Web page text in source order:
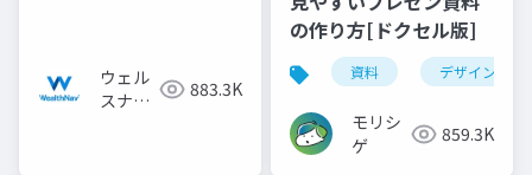
ウェル
スナビ
883.3K
の作り方[ドクセル版]
資料 デザイン
モリシ
ゲ
859.3K